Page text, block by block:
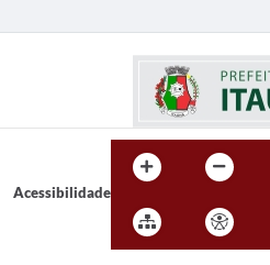
Acessibilidade